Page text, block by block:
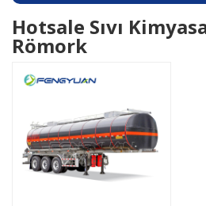
Hotsale Sıvı
Römork